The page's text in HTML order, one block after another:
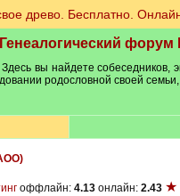
древо. Бесплатно.
Генеалогический форум
вы найдете
родословной своей
оффлайн: 4.13 онлайн: 2.43 ★